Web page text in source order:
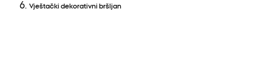
Vještački dekorativni bršljan